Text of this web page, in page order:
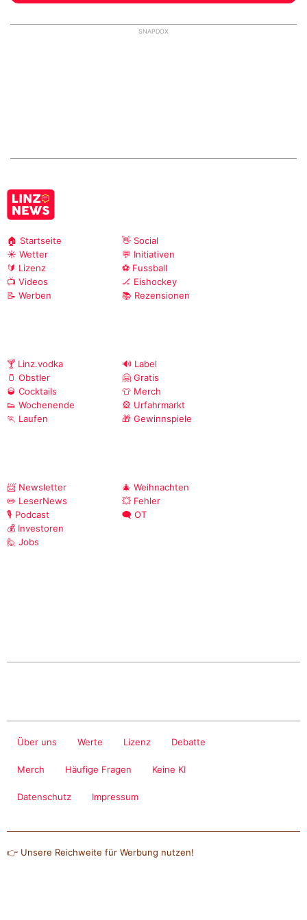
SNAPDOX
🏠 Startseite
☀️ Wetter
🔰 Lizenz
📺 Videos
📝 Werben
👋 Social
💬 Initiativen
⚽ Fussball
🏒 Eishockey
📚 Rezensionen
🍸 Linz.vodka
🫙 Obstler
🥃 Cocktails
👟 Wochenende
🏃 Laufen
🔊 Label
🤗 Gratis
👕 Merch
🎡 Urfahrmarkt
🎁 Gewinnspiele
📨 Newsletter
✏️ LeserNews
🎙️ Podcast
💰 Investoren
🙋 Jobs
🎄 Weihnachten
💥 Fehler
🗨️ OT
Über uns Werte Lizenz Debatte
Merch Häufige Fragen Keine KI
Datenschutz Impressum
👉 Unsere Reichweite für Werbung nutzen!